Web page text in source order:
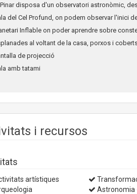
Pinar disposa d'un observatori astronòmic,
del Cel Profund, on podem observar l'inici
Inflable on poder aprendre sobre
al voltant de la casa, porxos i
de projecció
amb tatami
i recursos
artístiques
Astronomia